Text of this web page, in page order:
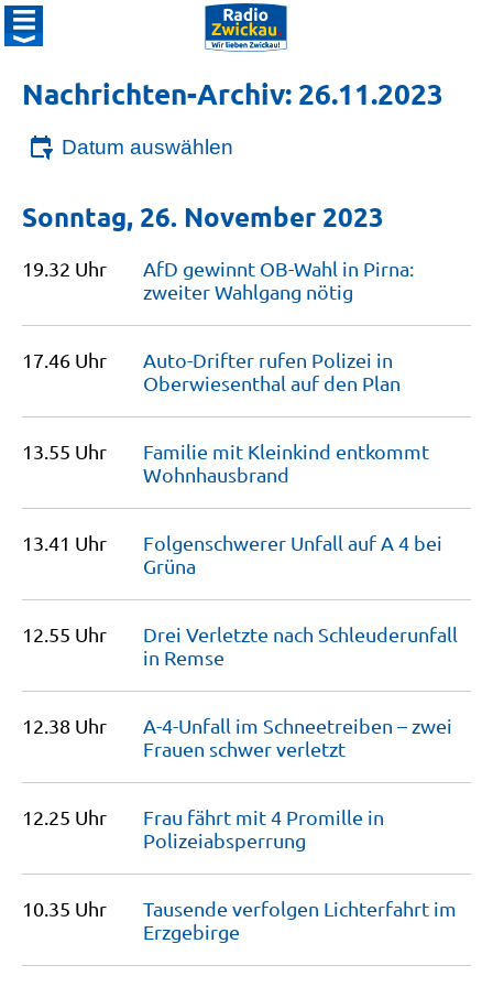
Nachrichten-Archiv: 26.11.2023
Datum auswählen
Sonntag, 26. November 2023
19.32 Uhr
AfD gewinnt OB-Wahl in Pirna:
zweiter Wahlgang nötig
17.46 Uhr
Auto-Drifter rufen Polizei in
Oberwiesenthal auf den Plan
13.55 Uhr
Familie mit Kleinkind entkommt
Wohnhausbrand
13.41 Uhr
Folgenschwerer Unfall auf A 4 bei
Grüna
12.55 Uhr
Drei Verletzte nach Schleuderunfall
in Remse
12.38 Uhr
A-4-Unfall im Schneetreiben – zwei
Frauen schwerverletzt
12.25 Uhr
Frau fährt mit 4 Promille in
Polizeiabsperrung
10.35 Uhr
Tausende verfolgen Lichterfahrt im
Erzgebirge